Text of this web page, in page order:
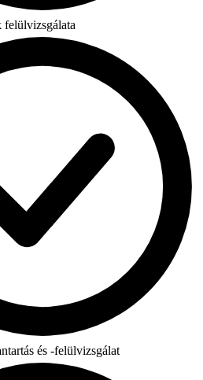
felülvizsgálata
és -felülvizsgálat